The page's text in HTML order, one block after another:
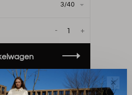
3/40
+
-
IN THE
✕